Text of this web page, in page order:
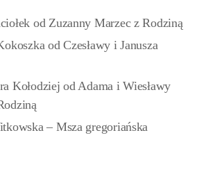
od Zuzanny Marzec z Rodziną
od Czesławy i Janusza
Kołodziej od Adama i Wiesławy
– Msza gregoriańska